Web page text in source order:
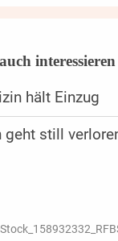
interessieren
hält Einzug
geht still